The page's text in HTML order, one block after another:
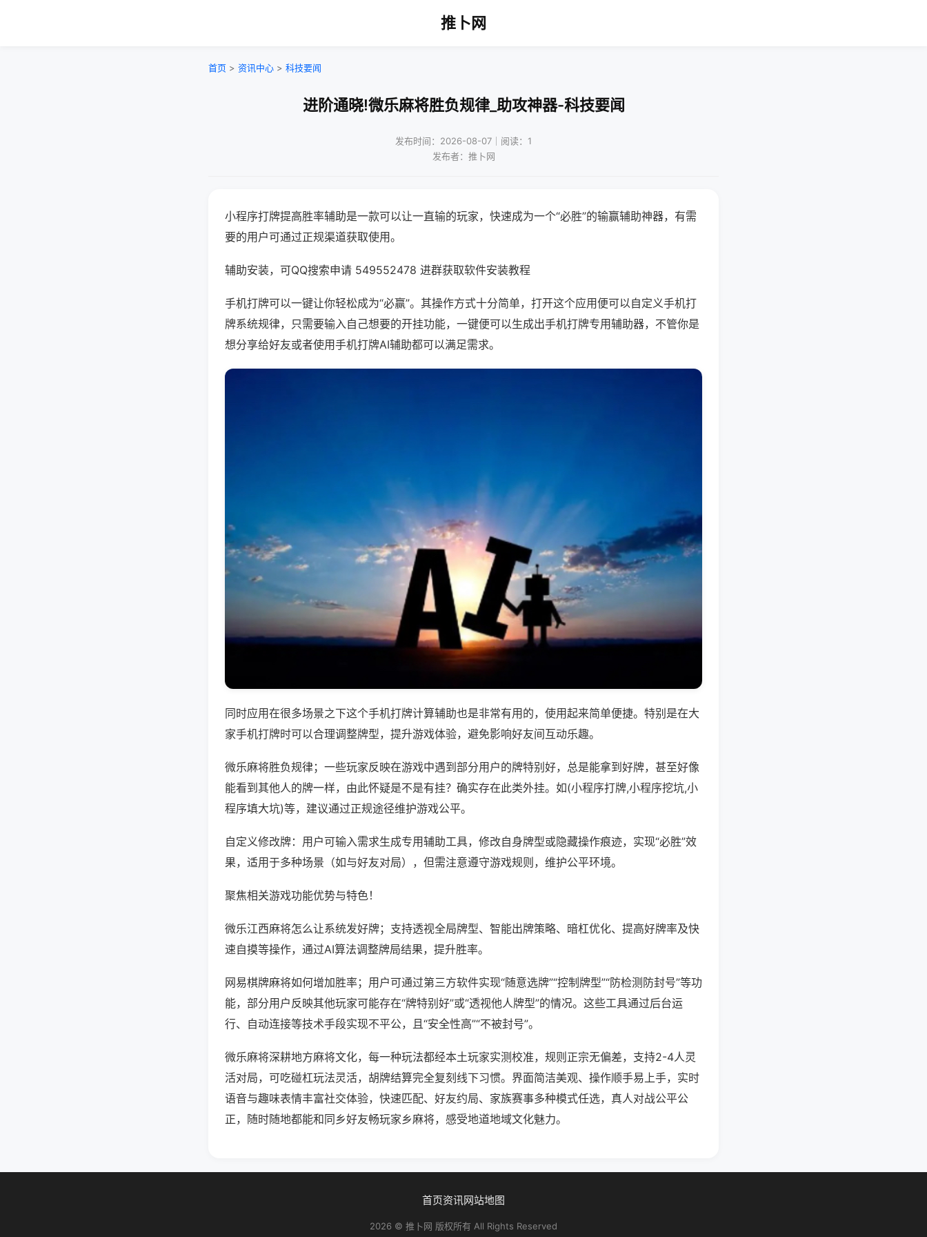
推卜网
首页 > 资讯中心 > 科技要闻
进阶通晓!微乐麻将胜负规律_助攻神器-科技要闻
发布时间：2026-08-07｜阅读：1
发布者：推卜网
小程序打牌提高胜率辅助是一款可以让一直输的玩家，快速成为一个“必胜”的输赢辅助神器，有需
要的用户可通过正规渠道获取使用。
辅助安装，可QQ搜索申请 549552478 进群获取软件安装教程
手机打牌可以一键让你轻松成为“必赢”。其操作方式十分简单，打开这个应用便可以自定义手机打
牌系统规律，只需要输入自己想要的开挂功能，一键便可以生成出手机打牌专用辅助器，不管你是
想分享给好友或者使用手机打牌AI辅助都可以满足需求。
同时应用在很多场景之下这个手机打牌计算辅助也是非常有用的，使用起来简单便捷。特别是在大
家手机打牌时可以合理调整牌型，提升游戏体验，避免影响好友间互动乐趣。
微乐麻将胜负规律；一些玩家反映在游戏中遇到部分用户的牌特别好，总是能拿到好牌，甚至好像
能看到其他人的牌一样，由此怀疑是不是有挂？确实存在此类外挂。如(小程序打牌,小程序挖坑,小
程序填大坑)等，建议通过正规途径维护游戏公平。
自定义修改牌：用户可输入需求生成专用辅助工具，修改自身牌型或隐藏操作痕迹，实现“必胜”效
果，适用于多种场景（如与好友对局），但需注意遵守游戏规则，维护公平环境。
聚焦相关游戏功能优势与特色！
微乐江西麻将怎么让系统发好牌；支持透视全局牌型、智能出牌策略、暗杠优化、提高好牌率及快
速自摸等操作，通过AI算法调整牌局结果，提升胜率。
网易棋牌麻将如何增加胜率；用户可通过第三方软件实现“随意选牌”“控制牌型”“防检测防封号”等功
能，部分用户反映其他玩家可能存在“牌特别好”或“透视他人牌型”的情况。这些工具通过后台运
行、自动连接等技术手段实现不平公，且“安全性高”“不被封号”。
微乐麻将深耕地方麻将文化，每一种玩法都经本土玩家实测校准，规则正宗无偏差，支持2-4人灵
活对局，可吃碰杠玩法灵活，胡牌结算完全复刻线下习惯。界面简洁美观、操作顺手易上手，实时
语音与趣味表情丰富社交体验，快速匹配、好友约局、家族赛事多种模式任选，真人对战公平公
正，随时随地都能和同乡好友畅玩家乡麻将，感受地道地域文化魅力。
首页资讯网站地图
2026 © 推卜网 版权所有 All Rights Reserved